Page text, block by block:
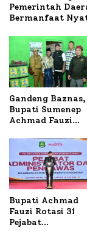
Pemerintah
Bermanfaat
Bupati Sumenep
Tinjau Langsung
Budidaya Lele
Ayam Petelur di
Desa Bataal Timur
Gandeng Baznas,
Bupati Sumenep
Achmad Fauzi
Serahkan
Bedah RTLH di
Kecamatan
Bupati Achmad
Fauzi Rotasi 31
Pejabat